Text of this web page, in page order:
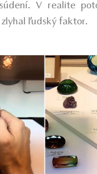
V realite
ľudský faktor.